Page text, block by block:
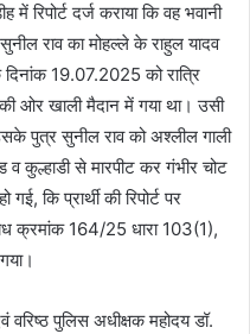
में रिपोर्ट दर्ज कराया कि वह भवानी
राव का मोहल्ले के राहुल यादव
दिनांक 19.07.2025 को रात्रि
ओर खाली मैदान में गया था। उसी
पुत्र सुनील राव को अश्लील गाली
कुल्हाडी से मारपीट कर गंभीर चोट
कि प्रार्थी की रिपोर्ट पर
क्रमांक 164/25 धारा 103(1),
वरिष्ठ पुलिस अधीक्षक महोदय डॉ.